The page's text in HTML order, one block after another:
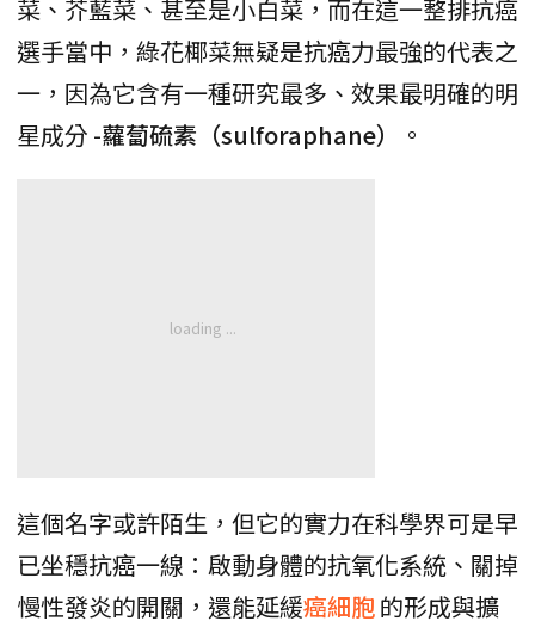
菜、芥藍菜、甚至是小白菜，而在這一整排抗癌
選手當中，綠花椰菜無疑是抗癌力最強的代表之
一，因為它含有一種研究最多、效果最明確的明
星成分 -蘿蔔硫素（sulforaphane） 。
這個名字或許陌生，但它的實力在科學界可是早
已坐穩抗癌一線：啟動身體的抗氧化系統、關掉
慢性發炎的開關，還能延緩癌細胞的形成與擴